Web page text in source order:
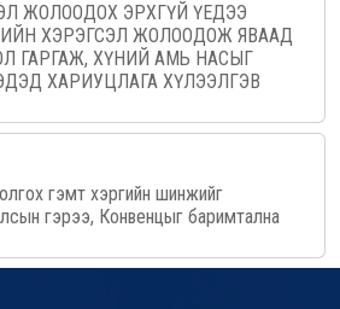
ЖОЛООДОХ ЭРХГҮЙ ҮЕДЭЭ
ХЭРЭГСЭЛ ЖОЛООДОЖ ЯВААД
ГАРГАЖ, ХҮНИЙ АМЬ НАСЫГ
ХАРИУЦЛАГА ХҮЛЭЭЛГЭВ
гэмт хэргийн шинжийг
гэрээ, Конвенцыг баримтална